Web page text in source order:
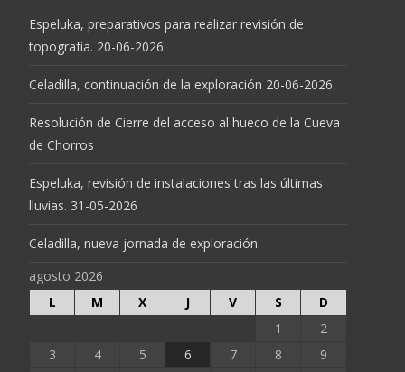
Espeluka, preparativos para realizar revisión de
topografía. 20-06-2026
Celadilla, continuación de la exploración 20-06-2026.
Resolución de Cierre del acceso al hueco de la Cueva
de Chorros
Espeluka, revisión de instalaciones tras las últimas
lluvias. 31-05-2026
Celadilla, nueva jornada de exploración.
agosto 2026
L
M X J V S
D
1
2
3
4 5 6 7 8 9